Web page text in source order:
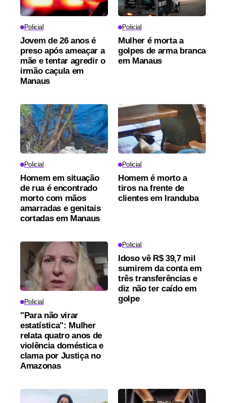
Policial
Jovem de 26 anos é
preso após ameaçar a
mãe e tentar agredir o
irmão caçula em
Manaus
Policial
Mulher é morta a
golpes de arma branca
em Manaus
Policial
Homem em situação
de rua é encontrado
morto com mãos
amarradas e genitais
cortadas em Manaus
Policial
Homem é morto a
tiros na frente de
clientes em Iranduba
Policial
"Para não virar
estatística": Mulher
relata quatro anos de
violência doméstica e
clama por Justiça no
Amazonas
Policial
Idoso vê R$ 39,7 mil
sumirem da conta em
três transferências e
diz não ter caído em
golpe